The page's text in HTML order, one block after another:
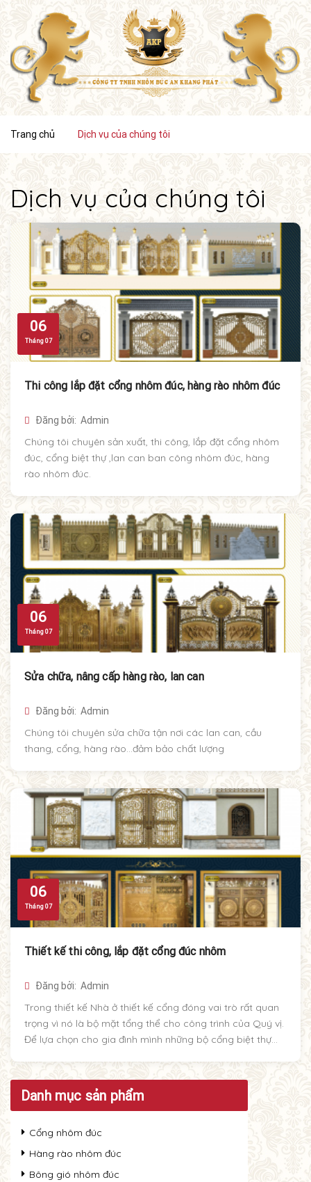
Trang chủ Dịch vụ của chúng tôi
Dịch vụ của chúng tôi
06
Tháng 07
Thi công lắp đặt cổng nhôm đúc, hàng rào nhôm đúc
Đăng bởi: Admin
Chúng tôi chuyên sản xuất, thi công, lắp đặt cổng nhôm
đúc, cổng biệt thự ,lan can ban công nhôm đúc, hàng
rào nhôm đúc.
06
Tháng 07
Sửa chữa, nâng cấp hàng rào, lan can
Đăng bởi: Admin
Chúng tôi chuyên sửa chữa tận nơi các lan can, cầu
thang, cổng, hàng rào...đảm bảo chất lượng
06
Tháng 07
Thiết kế thi công, lắp đặt cổng đúc nhôm
Đăng bởi: Admin
Trong thiết kế Nhà ở thiết kế cổng đóng vai trò rất quan
trọng vì nó là bộ mặt tổng thể cho công trình của Quý vị.
Để lựa chọn cho gia đình mình những bộ cổng biệt thự
Danh mục sản phẩm
Cổng nhôm đúc
Hàng rào nhôm đúc
Bông gió nhôm đúc